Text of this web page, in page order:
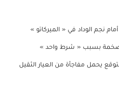
نجم الوداد في « الميركاتو »
بسبب « شرط واحد »
يحمل مفاجأة من العيار الثقيل